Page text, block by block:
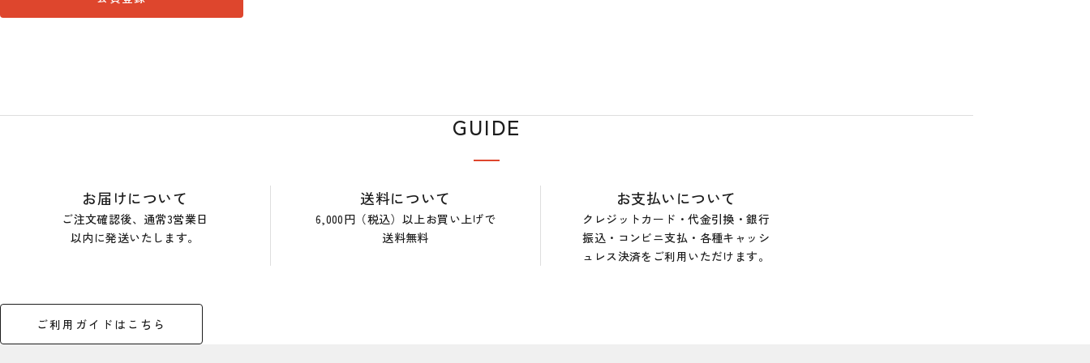
GUIDE
お届けについて
ご注文確認後、通常3営業日
以内に発送いたします。
送料について
6,000円（税込）以上お買い上げで
送料無料
お支払いについて
クレジットカード・代金引換・銀行
振込・コンビニ支払・各種キャッシ
ュレス決済をご利用いただけます。
ご利用ガイドはこちら